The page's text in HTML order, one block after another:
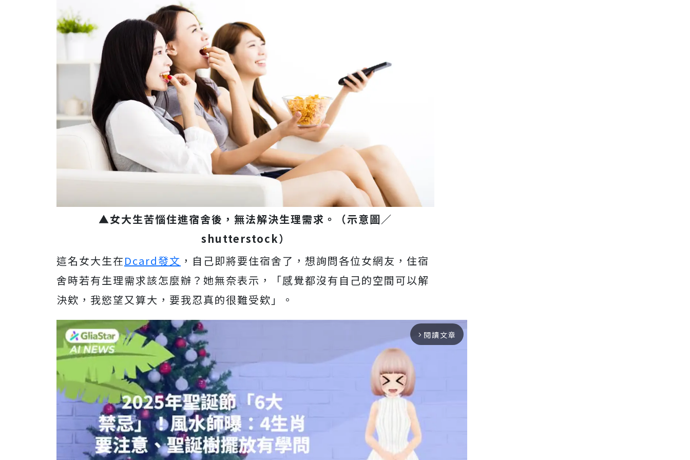
▲女大生苦惱住進宿舍後，無法解決生理需求。（示意圖／
shutterstock）
這名女大生在Dcard發文 ，自己即將要住宿舍了，想詢問各位女網友，住宿
舍時若有生理需求該怎麼辦？她無奈表示，「感覺都沒有自己的空間可以解
決欸，我慾望又算大，要我忍真的很難受欸」。
arrow_forward_ios 閱讀文章